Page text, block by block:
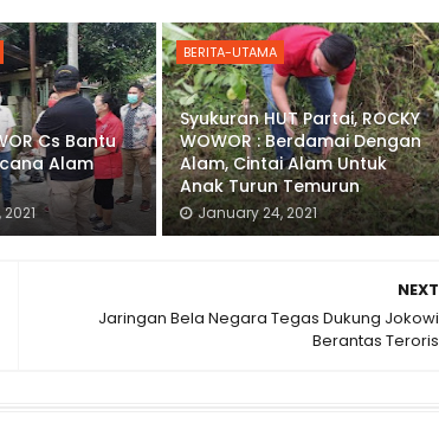
Cs Bantu
Alam
BERITA-UTAMA
Syukuran HUT Partai, ROCKY
WOWOR : Berdamai Dengan
Alam, Cintai Alam Untuk
Anak Turun Temurun
January 24, 2021
NEXT
Jaringan Bela Negara Tegas Dukung Jokowi
Berantas Teroris